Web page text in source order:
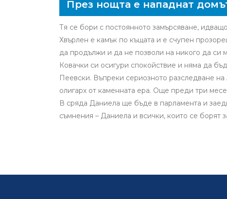
През нощта е нападнат
Тя се бори с постоянното замърсяване,
Хвърлен е камък по къщата и е счупен
да продължи и да не позволи на никого да си
Ковачки си осигури спокойствие и няма да
Пеевски. Въпреки сериозното разследване
олигарх от каменната ера. Още преди три
В сряда Даниела ще бъде в парламента и
съмнения – Даниела и всички, които се борят